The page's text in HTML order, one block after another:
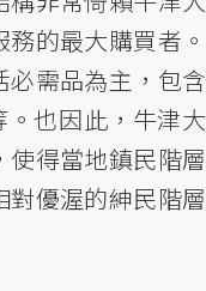
的最大購買者。
需品為主，包含
也因此，牛津大
得當地鎮民階層
優渥的紳民階層